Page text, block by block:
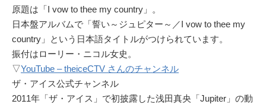
原題は「I vow to thee my country」。
日本盤アルバムで「誓い～ジュピター～／I vow to thee my
country」という日本語タイトルがつけられています。
振付はローリー・ニコル女史。
▽YouTube – theiceCTV さんのチャンネル
ザ・アイス公式チャンネル
2011年「ザ・アイス」で初披露した浅田真央「Jupiter」の動